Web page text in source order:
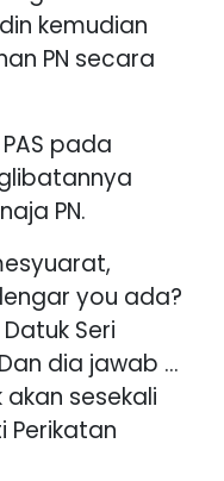
kemudian
PN secara
pada
PN.
you ada?
Seri
dia jawab …
sesekali
Perikatan